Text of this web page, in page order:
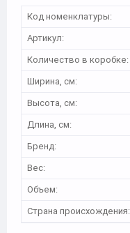
Код номенклатуры:
Артикул:
Количество в коробке:
Ширина, см:
Высота, см:
Длина, см:
Бренд:
Вес:
Объем:
Страна происхождения: